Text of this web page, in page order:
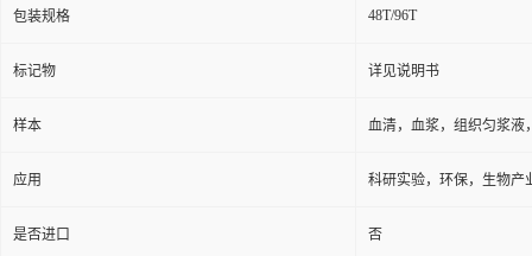
包装规格 48T/96T
标记物 详见说明书
样本 血清，血浆，组织匀浆液
应用 科研实验，环保，生物产
是否进口 否